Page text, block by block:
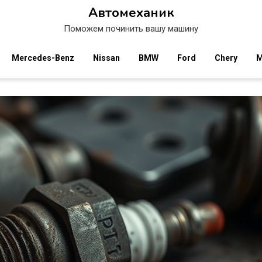
Автомеханик
Поможем починить вашу машину
Mercedes-Benz Nissan BMW Ford Chery